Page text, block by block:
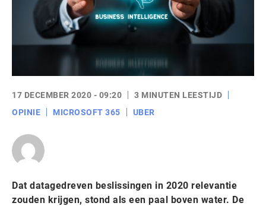
17 DECEMBER 2020 - 09:20
3 MINUTEN LEESTIJD
OPINIE
MICROSOFT 365 UBER
Dat datagedreven beslissingen in 2020 relevantie
zouden krijgen, stond als een paal boven water. De